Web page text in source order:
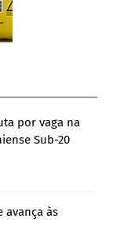
por vaga na
Sub-20
avança às